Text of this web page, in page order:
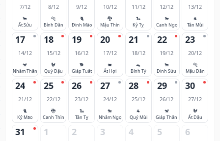
7/12
🐂
Ất Sửu
8/12
🐅
Bính Dần
9/12
🐈
Đinh Mão
10/12
🐉
Mậu Thìn
11/12
🐍
Kỷ Tỵ
12/12
🐎
Canh Ngọ
13/12
🐐
Tân Mùi
17
14/12
🐒
Nhâm Thân
18
15/12
🐓
Quý Dậu
19
16/12
🐕
Giáp Tuất
20
17/12
🐖
Ất Hợi
21
18/12
🐀
Bính Tý
22
19/12
🐂
Đinh Sửu
23
20/12
🐅
Mậu Dần
24
21/12
🐈
Kỷ Mão
25
22/12
🐉
Canh Thìn
26
23/12
🐍
Tân Tỵ
27
24/12
🐎
Nhâm Ngọ
28
25/12
🐐
Quý Mùi
29
26/12
🐒
Giáp Thân
30
27/12
🐓
Ất Dậu
31 1 2 3 4 5 6